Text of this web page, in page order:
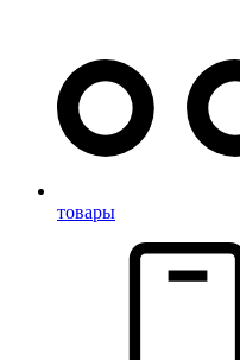
товары